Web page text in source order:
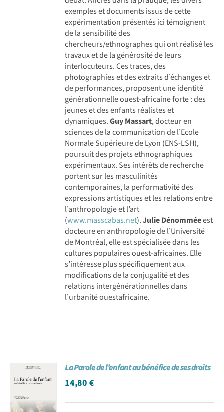
exemples et documents issus de cette
expérimentation présentés ici témoignent
de la sensibilité des
chercheurs/ethnographes qui ont réalisé les
travaux et de la générosité de leurs
interlocuteurs. Ces traces, des
photographies et des extraits d’échanges et
de performances, proposent une identité
générationnelle ouest-africaine forte : des
jeunes et des enfants réalistes et
dynamiques.Guy Massart, docteur en
sciences de la communication de l’Ecole
Normale Supérieure de Lyon (ENS-LSH),
poursuit des projets ethnographiques
expérimentaux. Ses intérêts de recherche
portent sur les masculinités
contemporaines, la performativité des
expressions artistiques et les relations entre
l’anthropologie et l’art
(www.masscabas.net).Julie Dénomméeest
docteure en anthropologie de l’Université
de Montréal, elle est spécialisée dans les
cultures populaires ouest-africaines. Elle
s’intéresse plus spécifiquement aux
modifications de la conjugalité et des
relations intergénérationnelles dans
l’urbanité ouestafricaine.
La Parole de l’enfant au bénéfice de ses droits
14,80€